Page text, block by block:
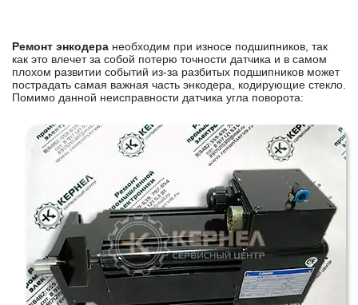
Ремонт энкодера необходим при износе подшипников, так
как это влечет за собой потерю точности датчика и в самом
плохом развитии событий из-за разбитых подшипников может
пострадать самая важная часть энкодера, кодирующие стекло.
Помимо данной неисправности датчика угла поворота: